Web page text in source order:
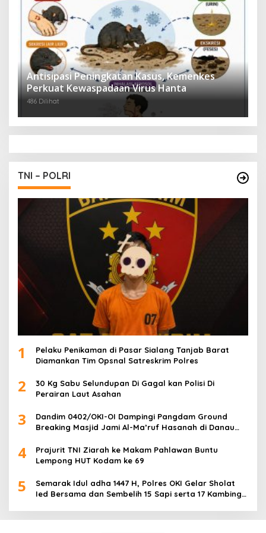
Antisipasi Peningkatan Kasus, Kemenkes
Perkuat Kewaspadaan Virus Hanta
486 Dilihat
TNI – POLRI
1
Pelaku Penikaman di Pasar Sialang Tanjab Barat
Diamankan Tim Opsnal Satreskrim Polres
2
30 Kg Sabu Selundupan Di Gagal kan Polisi Di
Perairan Laut Asahan
3
Dandim 0402/OKI-OI Dampingi Pangdam Ground
Breaking Masjid Jami Al-Ma’ruf Hasanah di Danau
4
Prajurit TNI Ziarah ke Makam Pahlawan Buntu
Lempong HUT Kodam ke 69
5
Semarak Idul adha 1447 H, Polres OKI Gelar Sholat
Ied Bersama dan Sembelih 15 Sapi serta 17 Kambing